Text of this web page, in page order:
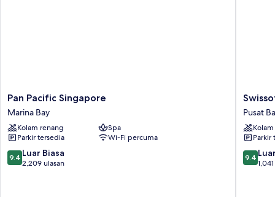
Pan
Pacific
Singapore
Marina
Bay
Pan Pacific Singapore
Marina Bay
Kolam renang
Spa
Parkir tersedia
Wi-Fi percuma
9.4
daripada
9.4 Luar Biasa
2,209 ulasan
The
Pusat
Bandar
Pusat
Parkir
9.4
9.4